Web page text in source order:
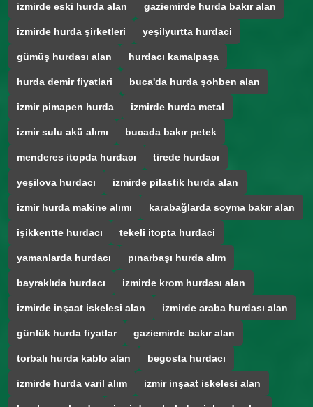
izmirde eski hurda alan gaziemirde hurda bakır alan
izmirde hurda şirketleri yeşilyurtta hurdaci
gümüş hurdası alan hurdacı kamalpaşa
hurda demir fiyatlari buca'da hurda şohben alan
izmir pimapen hurda izmirde hurda metal
izmir sulu akü alımı bucada bakır petek
menderes itopda hurdacı tirede hurdacı
yeşilova hurdacı izmirde pilastik hurda alan
izmir hurda makine alımı karabağlarda soyma bakır alan
işikkentte hurdacı tekeli itopta hurdaci
yamanlarda hurdacı pınarbaşı hurda alım
bayraklıda hurdacı izmirde krom hurdası alan
izmirde inşaat iskelesi alan izmirde araba hurdası alan
günlük hurda fiyatlar gaziemirde bakır alan
torbalı hurda kablo alan begosta hurdacı
izmirde hurda varil alım izmir inşaat iskelesi alan